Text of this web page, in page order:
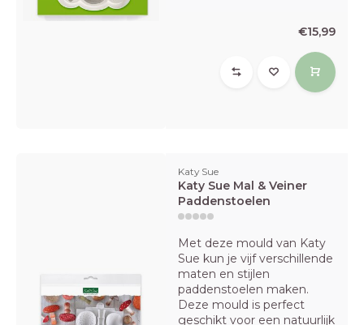
€15,99
Katy Sue
Katy Sue Mal & Veiner
Paddenstoelen
Met deze mould van Katy
Sue kun je vijf verschillende
maten en stijlen
paddenstoelen maken.
Deze mould is perfect
geschikt voor een natuurlijk